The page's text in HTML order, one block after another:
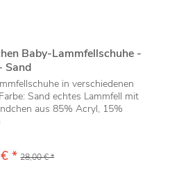
Baby-Lammfellschuhe -
Sand
in verschiedenen
Sand echtes Lammfell mit
aus 85% Acryl, 15%
* 28,00 € *